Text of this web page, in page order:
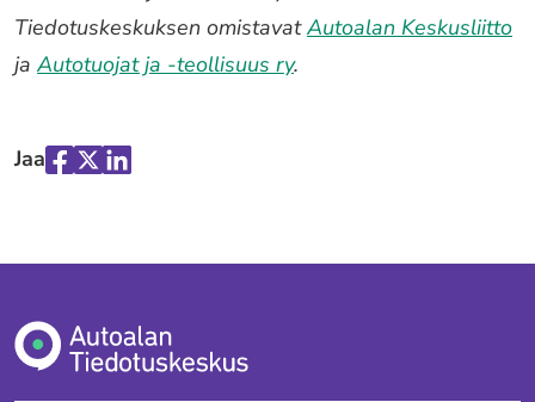
Tiedotuskeskuksen omistavatAutoalan Keskusliitto
jaAutotuojat ja -teollisuus ry.
Jaa
"Facebook"
"X""LinkedIn"